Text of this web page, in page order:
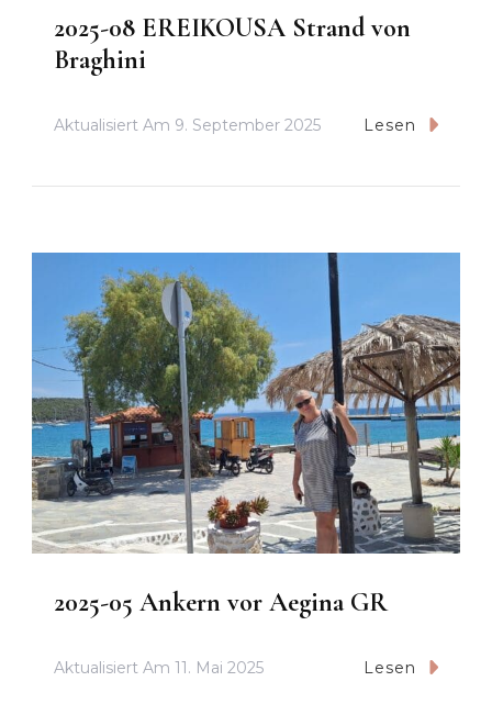
2025-08 EREIKOUSA Strand von
Braghini
Aktualisiert Am 9. September 2025 Lesen
2025-05 Ankern vor Aegina GR
Aktualisiert Am 11. Mai 2025 Lesen